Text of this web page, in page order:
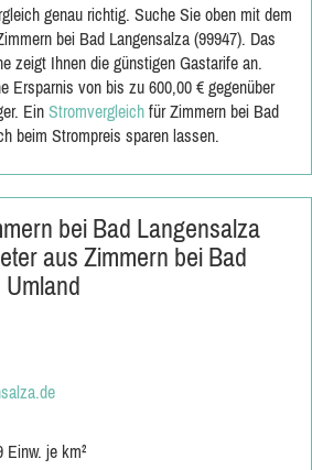
genau richtig. Suche Sie oben mit dem
bei Bad Langensalza (99947). Das
zeigt Ihnen die günstigen Gastarife an.
Ersparnis von bis zu 600,00 € gegenüber
Ein Stromvergleich für Zimmern bei Bad
beim Strompreis sparen lassen.
bei Bad Langensalza
aus Zimmern bei Bad
Einw. je km²